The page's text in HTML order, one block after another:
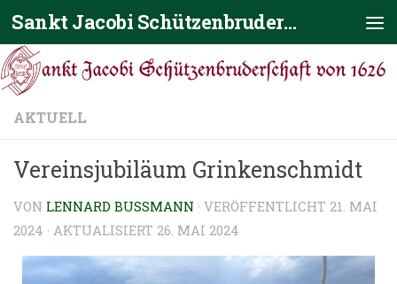
Zum Inhalt springen Sankt Jacobi Schützenbruderschaft von 1626
AKTUELL
Vereinsjubiläum Grinkenschmidt
VON LENNARD BUSSMANN · VERÖFFENTLICHT 21. MAI
2024 · AKTUALISIERT 26. MAI 2024